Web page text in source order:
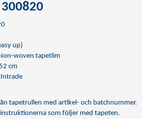
up)
woven tapetlim
cm
tapetrullen med artikel- och batchnummer.
som följer med tapeten.